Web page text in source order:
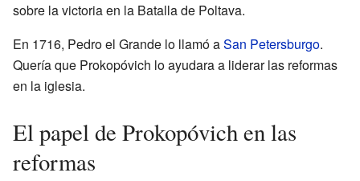
sobre la victoria en la Batalla de Poltava.
En 1716, Pedro el Grande lo llamó aSan Petersburgo.
Quería que Prokopóvich lo ayudara a liderar las reformas
en la iglesia.
El papel de Prokopóvich en las
reformas